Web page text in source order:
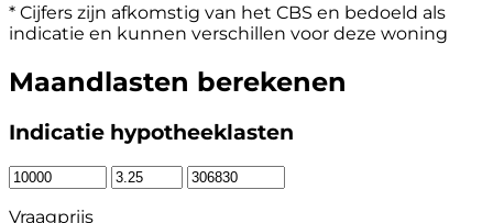
* Cijfers zijn afkomstig van het CBS en bedoeld als
indicatie en kunnen verschillen voor deze woning
Maandlasten berekenen
Indicatie hypotheeklasten
Vraagprijs